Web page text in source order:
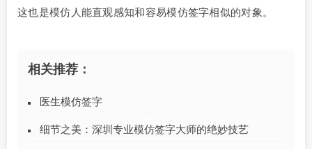
这也是模仿人能直观感知和容易模仿签字相似的对象。
相关推荐：
医生模仿签字
细节之美：深圳专业模仿签字大师的绝妙技艺